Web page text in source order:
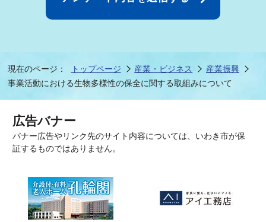
現在のページ： トップページ 産業・ビジネス
産業振興
事業活動における生物多様性の保全に関する取組みについて
広告バナー
バナー広告やリンク先のサイト内容については、いわき市が保
証するものではありません。